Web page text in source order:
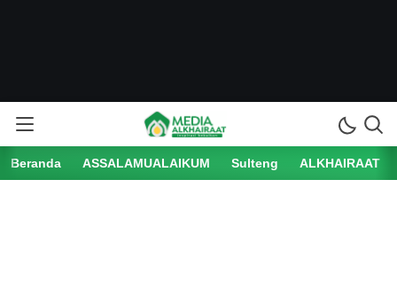
Beranda ASSALAMUALAIKUM Sulteng ALKHAIRAAT